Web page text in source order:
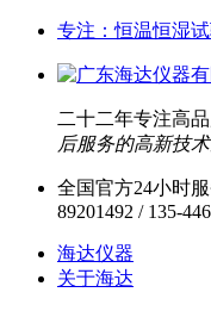
专注：恒温恒湿
二十二年专注高
后服务的高新技
全国官方24小时
89201492 / 135-
海达仪器
关于海达